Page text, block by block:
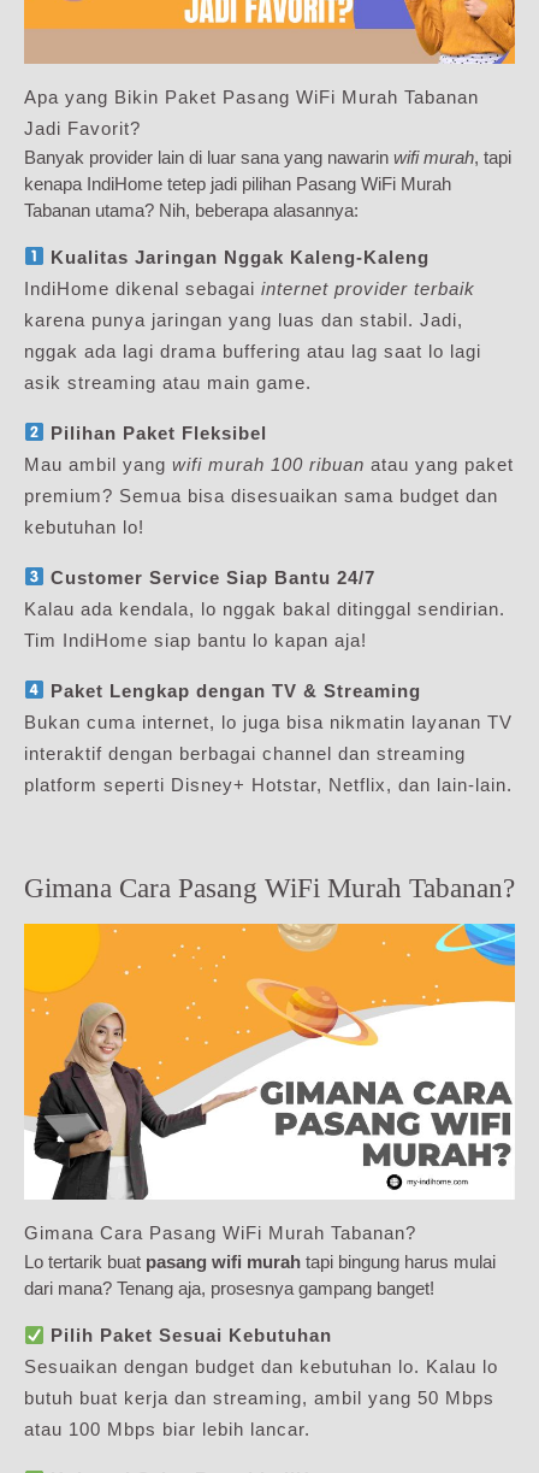
Apa yang Bikin Paket Pasang WiFi Murah Tabanan
Jadi Favorit?
Banyak provider lain di luar sana yang nawarin wifi murah, tapi
kenapa IndiHome tetep jadi pilihan Pasang WiFi Murah
Tabanan utama? Nih, beberapa alasannya:
Kualitas Jaringan Nggak Kaleng-Kaleng
IndiHome dikenal sebagai internet provider terbaik
karena punya jaringan yang luas dan stabil. Jadi,
nggak ada lagi drama buffering atau lag saat lo lagi
asik streaming atau main game.
Pilihan Paket Fleksibel
Mau ambil yang wifi murah 100 ribuan atau yang paket
premium? Semua bisa disesuaikan sama budget dan
kebutuhan lo!
Customer Service Siap Bantu 24/7
Kalau ada kendala, lo nggak bakal ditinggal sendirian.
Tim IndiHome siap bantu lo kapan aja!
Paket Lengkap dengan TV & Streaming
Bukan cuma internet, lo juga bisa nikmatin layanan TV
interaktif dengan berbagai channel dan streaming
platform seperti Disney+ Hotstar, Netflix, dan lain-lain.
Gimana Cara Pasang WiFi Murah Tabanan?
Gimana Cara Pasang WiFi Murah Tabanan?
Lo tertarik buat pasang wifi murah tapi bingung harus mulai
dari mana? Tenang aja, prosesnya gampang banget!
Pilih Paket Sesuai Kebutuhan
Sesuaikan dengan budget dan kebutuhan lo. Kalau lo
butuh buat kerja dan streaming, ambil yang 50 Mbps
atau 100 Mbps biar lebih lancar.